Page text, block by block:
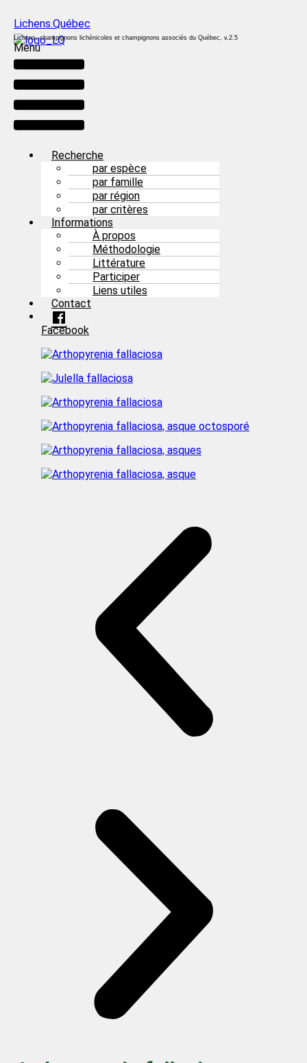
Lichens.Québec
Lichens, champignons lichénicoles et champignons associés du Québec, v.2.5
Menu
Recherche
par espèce
par famille
par région
par critères
Informations
À propos
Méthodologie
Littérature
Participer
Liens utiles
Contact
Facebook